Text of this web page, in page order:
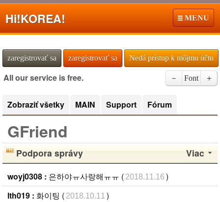
Hi!KOREA! MENU
zaregistrovať sa zaregistrovať sa Nedá prístup k môjmu účtu
All our service is free. － Font ＋
Zobraziť všetky MAIN Support Fórum
GFriend
Viac
Podpora správy
woyj0308 : 은하야ㅠ사랑해ㅠㅠ ( 2018.11.16 )
lth019 : 화이팅 ( 2018.10.11 )